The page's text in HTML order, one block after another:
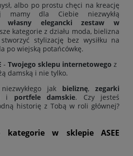
albo po prostu chęci na kreację
mamy dla Ciebie niezwykłą
własny elegancki zestaw w
kategorie z działu moda, bielizna
stylizację bez wysiłku na
po wiejską potańcówkę.
- Twojego sklepu internetowego z
damską i nie tylko.
jak bieliznę,zegarki
i portfele damskie. Czy jesteś
historię z Tobą w roli głównej?
kategorie w sklepie ASEE